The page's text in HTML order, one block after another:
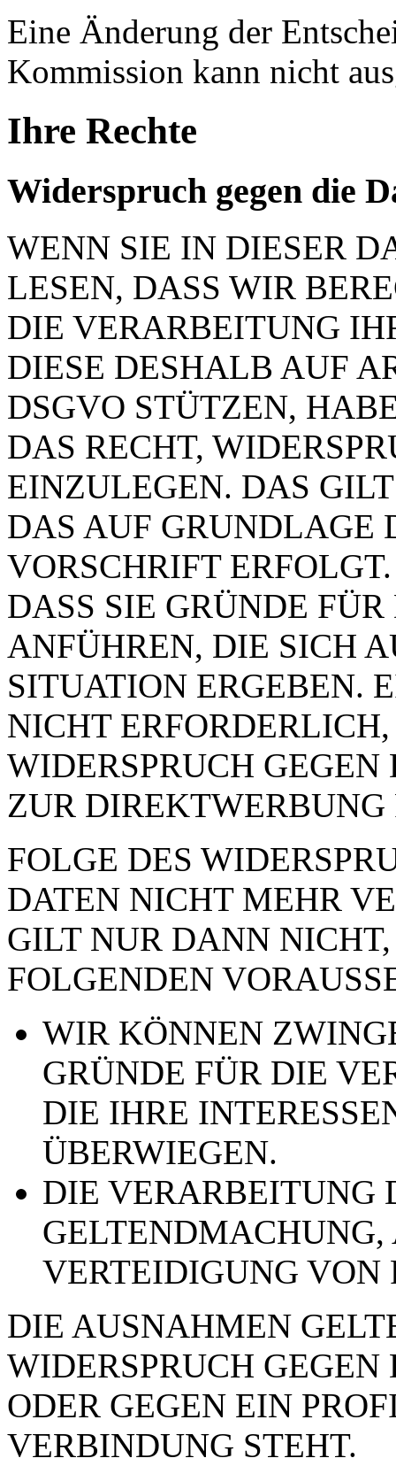
Eine Änderung der
Kommission kann nicht
Ihre Rechte
Widerspruch gegen die
WENN SIE IN DIESER
LESEN, DASS WIR
DIE VERARBEITUNG
DIESE DESHALB AUF
DSGVO STÜTZEN,
DAS RECHT,
EINZULEGEN. DAS
DAS AUF GRUNDLAGE
VORSCHRIFT
DASS SIE GRÜNDE
ANFÜHREN, DIE SICH
SITUATION ERGEBEN.
NICHT
WIDERSPRUCH
ZUR DIREKTWERBUNG
FOLGE DES
DATEN NICHT MEHR
GILT NUR DANN
FOLGENDEN
WIR KÖNNEN
GRÜNDE FÜR DIE
DIE IHRE
ÜBERWIEGEN.
DIE VERARBEITUNG
VERTEIDIGUNG VON
DIE AUSNAHMEN
WIDERSPRUCH
ODER GEGEN EIN
VERBINDUNG STEHT.